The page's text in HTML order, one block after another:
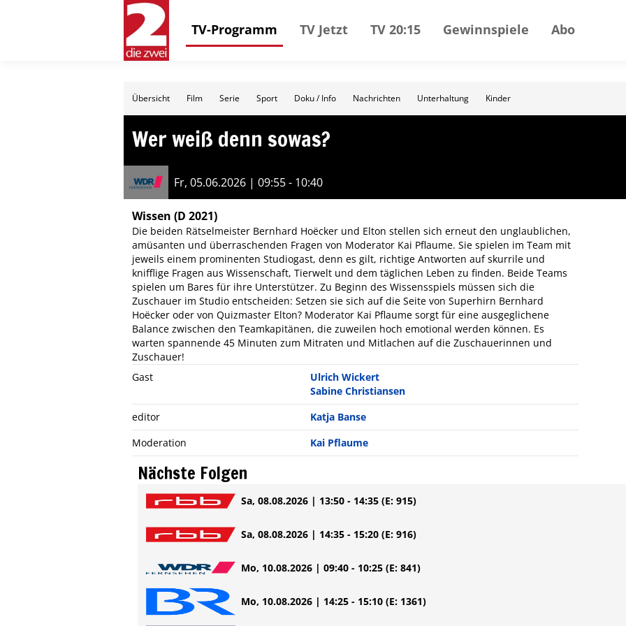
TV-Programm TV Jetzt TV 20:15 Gewinnspiele Abo
Übersicht Film Serie Sport Doku / Info Nachrichten Unterhaltung Kinder
Wer weiß denn sowas?
Fr, 05.06.2026 | 09:55 - 10:40
Wissen (D 2021)
Die beiden Rätselmeister Bernhard Hoëcker und Elton stellen sich erneut den unglaublichen,
amüsanten und überraschenden Fragen von Moderator Kai Pflaume. Sie spielen im Team mit
jeweils einem prominenten Studiogast, denn es gilt, richtige Antworten auf skurrile und
knifflige Fragen aus Wissenschaft, Tierwelt und dem täglichen Leben zu finden. Beide Teams
spielen um Bares für ihre Unterstützer. Zu Beginn des Wissensspiels müssen sich die
Zuschauer im Studio entscheiden: Setzen sie sich auf die Seite von Superhirn Bernhard
Hoëcker oder von Quizmaster Elton? Moderator Kai Pflaume sorgt für eine ausgeglichene
Balance zwischen den Teamkapitänen, die zuweilen hoch emotional werden können. Es
warten spannende 45 Minuten zum Mitraten und Mitlachen auf die Zuschauerinnen und
Zuschauer!
Gast
Ulrich Wickert
Sabine Christiansen
editor
Katja Banse
Moderation
Kai Pflaume
Nächste Folgen
Sa, 08.08.2026 | 13:50 - 14:35 (E: 915)
Sa, 08.08.2026 | 14:35 - 15:20 (E: 916)
Mo, 10.08.2026 | 09:40 - 10:25 (E: 841)
Mo, 10.08.2026 | 14:25 - 15:10 (E: 1361)